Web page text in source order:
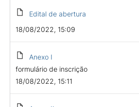
Edital de abertura
18/08/2022, 15:09
Anexo I
formulário de inscrição
18/08/2022, 15:11